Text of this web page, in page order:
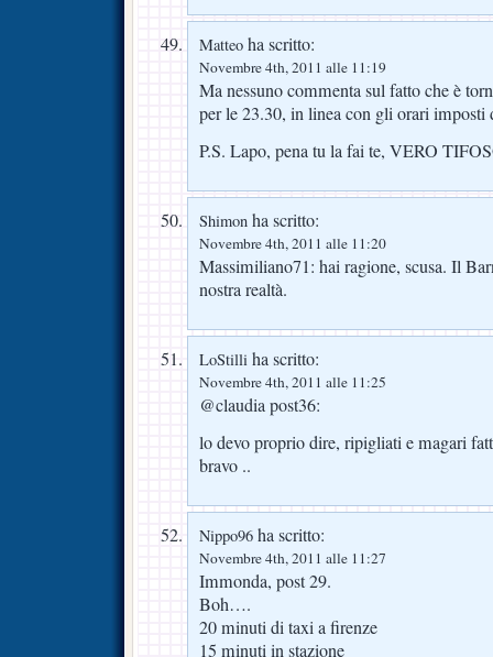
Matteo ha scritto:
Novembre 4th, 2011 alle 11:19
Ma nessuno commenta sul fatto che è
per le 23.30, in linea con gli orari imposti
P.S. Lapo, pena tu la fai te, VERO
Shimon ha scritto:
Novembre 4th, 2011 alle 11:20
Massimiliano71: hai ragione, scusa. Il
nostra realtà.
LoStilli ha scritto:
Novembre 4th, 2011 alle 11:25
@claudia post36:
lo devo proprio dire, ripigliati e magari
bravo ..
Nippo96 ha scritto:
Novembre 4th, 2011 alle 11:27
Immonda, post 29.
Boh….
20 minuti di taxi a firenze
15 minuti in stazione